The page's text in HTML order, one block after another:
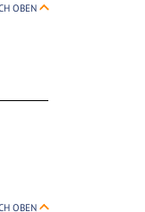
OBEN
OBEN